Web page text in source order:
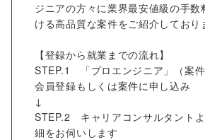
ジニアの方々に業界最安値級の手数
ける高品質な案件をご紹介しており
【登録から就業までの流れ】
STEP.1 「プロエンジニア」（案
会員登録もしくは案件に申し込み
↓
STEP.2 キャリアコンサルタント
細をお伺いします